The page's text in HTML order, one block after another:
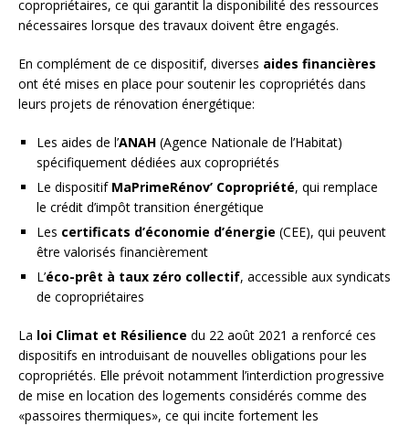
copropriétaires, ce qui garantit la disponibilité des ressources
nécessaires lorsque des travaux doivent être engagés.
En complément de ce dispositif, diverses aides financières
ont été mises en place pour soutenir les copropriétés dans
leurs projets de rénovation énergétique:
Les aides de l’ANAH (Agence Nationale de l’Habitat)
spécifiquement dédiées aux copropriétés
Le dispositif MaPrimeRénov’ Copropriété, qui remplace
le crédit d’impôt transition énergétique
Les certificats d’économie d’énergie (CEE), qui peuvent
être valorisés financièrement
L’éco-prêt à taux zéro collectif, accessible aux syndicats
de copropriétaires
La loi Climat et Résilience du 22 août 2021 a renforcé ces
dispositifs en introduisant de nouvelles obligations pour les
copropriétés. Elle prévoit notamment l’interdiction progressive
de mise en location des logements considérés comme des
«passoires thermiques», ce qui incite fortement les